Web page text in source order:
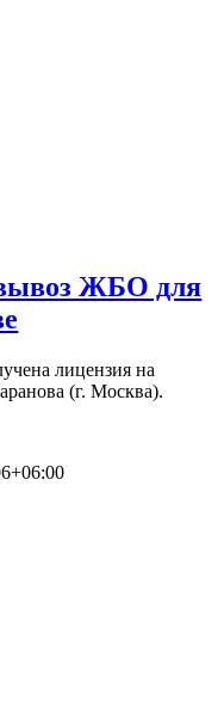
ЖБО для
лицензия на
(г. Москва).